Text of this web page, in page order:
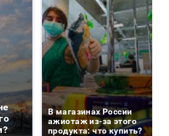
В магазинах России
ажиотаж из-за этого
продукта: что купить?